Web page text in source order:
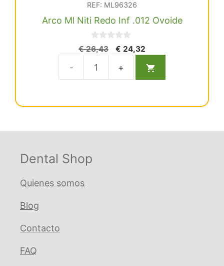
REF: ML96326
Arco Ml Niti Redo Inf .012 Ovoide
0
d
5
€26,43
El
original
era:
€ 24,32
actual
es:
Arco
Dental Shop
Quienes somos
Blog
Contacto
FAQ